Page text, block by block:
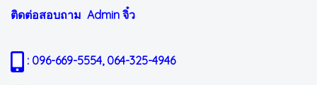
ติดต่อสอบถาม Admin จิ๋ว
: 096-669-5554, 064-325-4946